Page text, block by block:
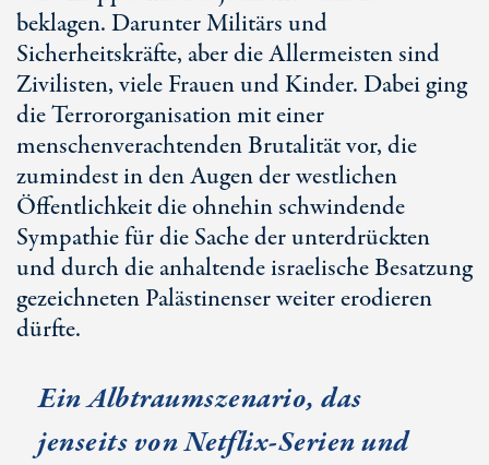
beklagen. Darunter Militärs und
Sicherheitskräfte, aber die Allermeisten sind
Zivilisten, viele Frauen und Kinder. Dabei ging
die Terrororganisation mit einer
menschenverachtenden Brutalität vor, die
zumindest in den Augen der westlichen
Öffentlichkeit die ohnehin schwindende
Sympathie für die Sache der unterdrückten
und durch die anhaltende israelische Besatzung
gezeichneten Palästinenser weiter erodieren
dürfte.
Ein Albtraumszenario, das
jenseits von Netflix-Serien und